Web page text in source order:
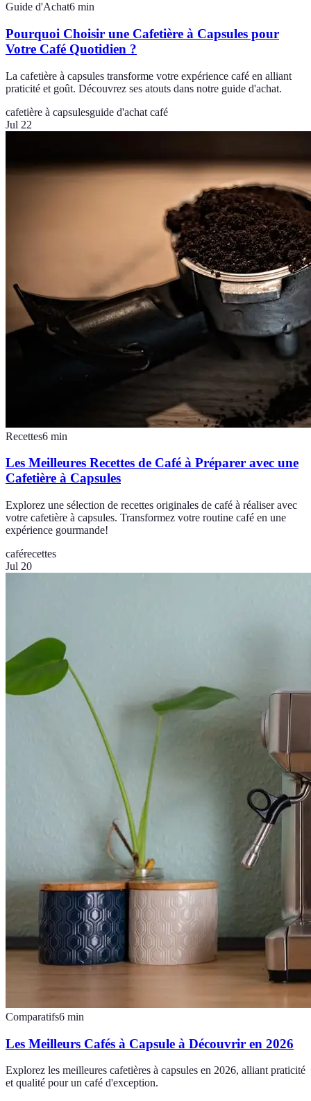
Guide d'Achat6 min
Pourquoi Choisir une Cafetière à Capsules pour
Votre Café Quotidien ?
La cafetière à capsules transforme votre expérience café en alliant
praticité et goût. Découvrez ses atouts dans notre guide d'achat.
cafetière à capsulesguide d'achat café
Jul 22
Recettes6 min
Les Meilleures Recettes de Café à Préparer avec une
Cafetière à Capsules
Explorez une sélection de recettes originales de café à réaliser avec
votre cafetière à capsules. Transformez votre routine café en une
expérience gourmande!
caférecettes
Jul 20
Comparatifs6 min
Les Meilleurs Cafés à Capsule à Découvrir en 2026
Explorez les meilleures cafetières à capsules en 2026, alliant praticité
et qualité pour un café d'exception.